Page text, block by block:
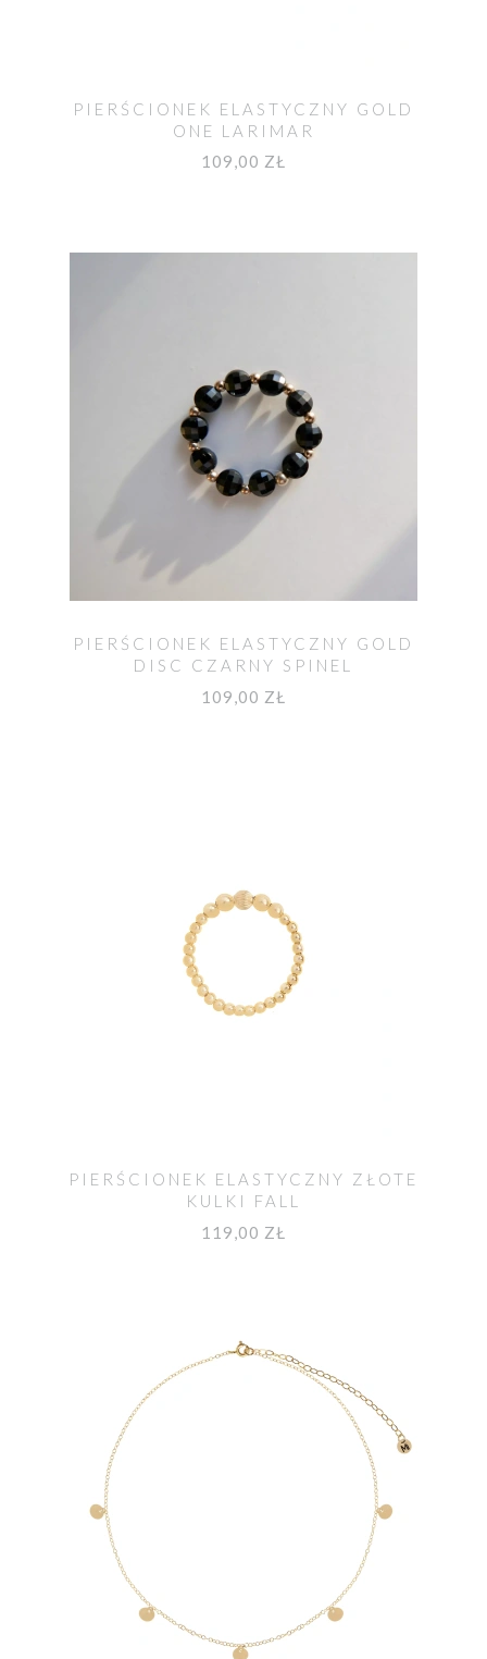
PIERŚCIONEK ELASTYCZNY GOLD
ONE LARIMAR
109,00 ZŁ
PIERŚCIONEK ELASTYCZNY GOLD
DISC CZARNY SPINEL
109,00 ZŁ
PIERŚCIONEK ELASTYCZNY ZŁOTE
KULKI FALL
119,00 ZŁ